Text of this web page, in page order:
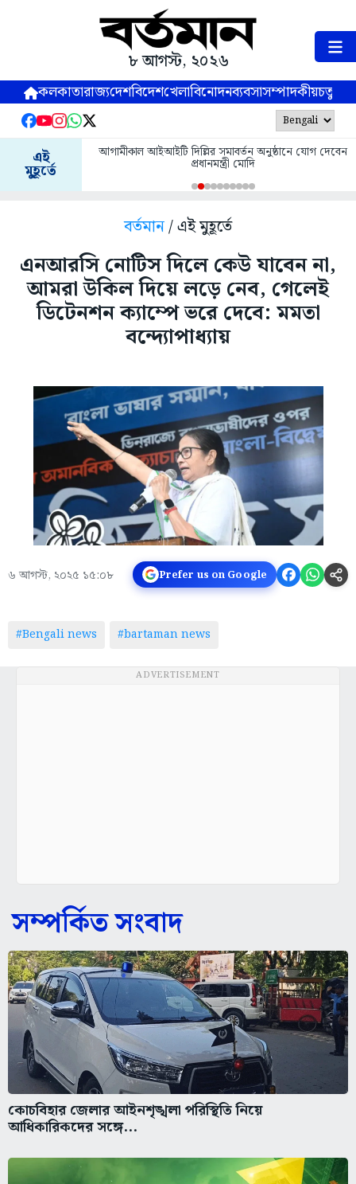
৮ আগস্ট, ২০২৬
কলকাতারাজ্যদেশবিদেশখেলাবিনোদনব্যবসাসম্পাদকীয়
এই
মুহূর্তে
আগামীকাল আইআইটি দিল্লির সমাবর্তন অনুষ্ঠানে যোগ দেবেন
প্রধানমন্ত্রী মোদি
বর্তমান/ এই মুহূর্তে
এনআরসি নোটিস দিলে কেউ যাবেন না,
আমরা উকিল দিয়ে লড়ে নেব, গেলেই
ডিটেনশন ক্যাম্পে ভরে দেবে: মমতা
বন্দ্যোপাধ্যায়
৬ আগস্ট, ২০২৫ ১৫:০৮ Prefer us on Google
#Bengali news #bartaman news
ADVERTISEMENT
সম্পর্কিত সংবাদ
কোচবিহার জেলার আইনশৃঙ্খলা পরিস্থিতি নিয়ে
আধিকারিকদের সঙ্গে...